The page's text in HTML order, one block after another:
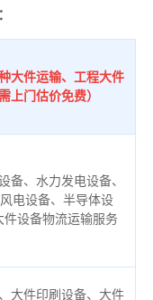
大件运输、工程大件
上门估价免费）
备、水力发电设备、
电设备、半导体设
设备物流运输服务
大件印刷设备、大件